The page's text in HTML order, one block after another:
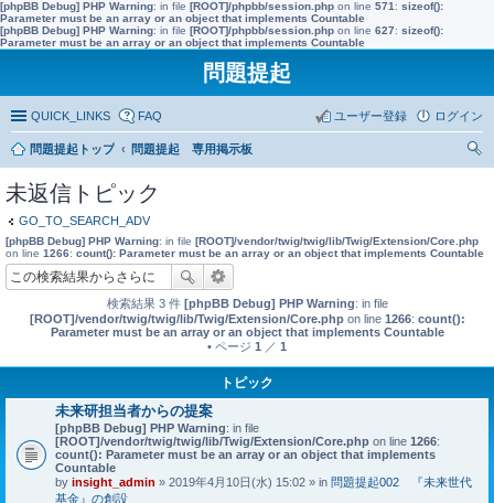
[phpBB Debug] PHP Warning: in file [ROOT]/phpbb/session.php on line 571 : sizeof():
Parameter must be an array or an object that implements Countable
[phpBB Debug] PHP Warning: in file [ROOT]/phpbb/session.php on line 627: sizeof():
Parameter must be an array or an object that implements Countable
問題提起
QUICK_LINKS FAQ ログイン
ユーザー登録
問題提起トップ
問題提起 専用掲示板
未返信トピック
GO_TO_SEARCH_ADV
[phpBB Debug] PHP Warning: in file [ROOT]/vendor/twig/twig/lib/Twig/Extension/Core.php
on line 1266: count(): Parameter must be an array or an object that implements Countable
検索結果 3 件 [phpBB Debug] PHP Warning: in file
[ROOT]/vendor/twig/twig/lib/Twig/Extension/Core.phpon line 1266: count():
Parameter must be an array or an object that implements Countable
• ページ 1 ／ 1
トピック
未来研担当者からの提案
[phpBB Debug] PHP Warning: in file
[ROOT]/vendor/twig/twig/lib/Twig/Extension/Core.php on line 1266:
count(): Parameter must be an array or an object that implements
Countable
by insight_admin » 2019年4月10日(水) 15:02 » in 問題提起002 『未来世代
基金』の創設